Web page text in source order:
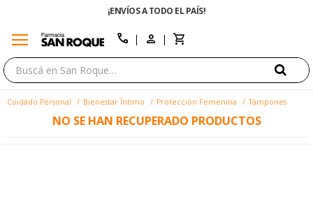
¡ENVÍOS A TODO EL PAÍS!
menu call
Cuidado Personal Bienestar Íntimo Protección Femenina Tampones
NO SE HAN RECUPERADO PRODUCTOS
close